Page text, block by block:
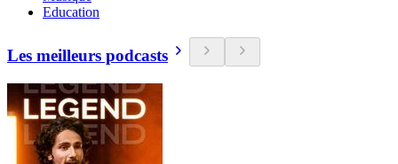
Education
Les meilleurs podcasts